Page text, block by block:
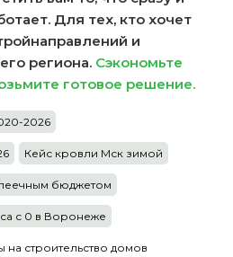
Для тех, кто хочет
и
региона. Сэкономьте
готовое решение.
2026
Кейс кровли Мск зимой
бюджетом
с 0 в Воронеже
на строительство домов